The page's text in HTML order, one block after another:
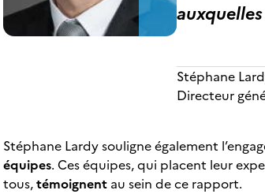
Stéphane
Directeur
Stéphane Lardy souligne également
équipes. Ces équipes, qui placent leur
tous,témoignent au sein de ce rapport.